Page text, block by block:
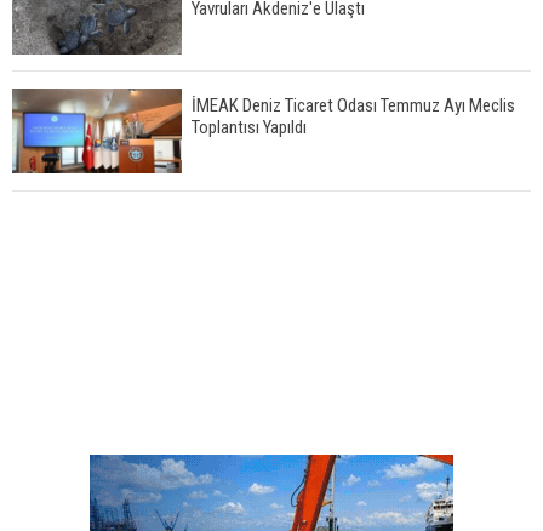
Yavruları Akdeniz'e Ulaştı
İMEAK Deniz Ticaret Odası Temmuz Ayı Meclis
Toplantısı Yapıldı